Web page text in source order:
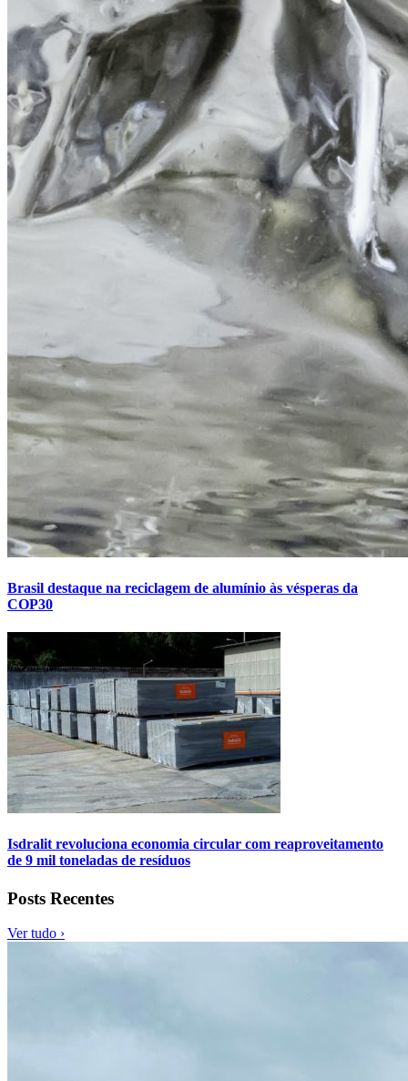
Brasil destaque na reciclagem de alumínio às vésperas da
COP30
Isdralit revoluciona economia circular com reaproveitamento
de 9 mil toneladas de resíduos
Posts Recentes
Ver tudo ›